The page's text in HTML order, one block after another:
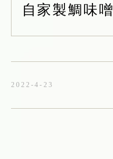
店舗情報
自家製鯛味噌
2022-4-23